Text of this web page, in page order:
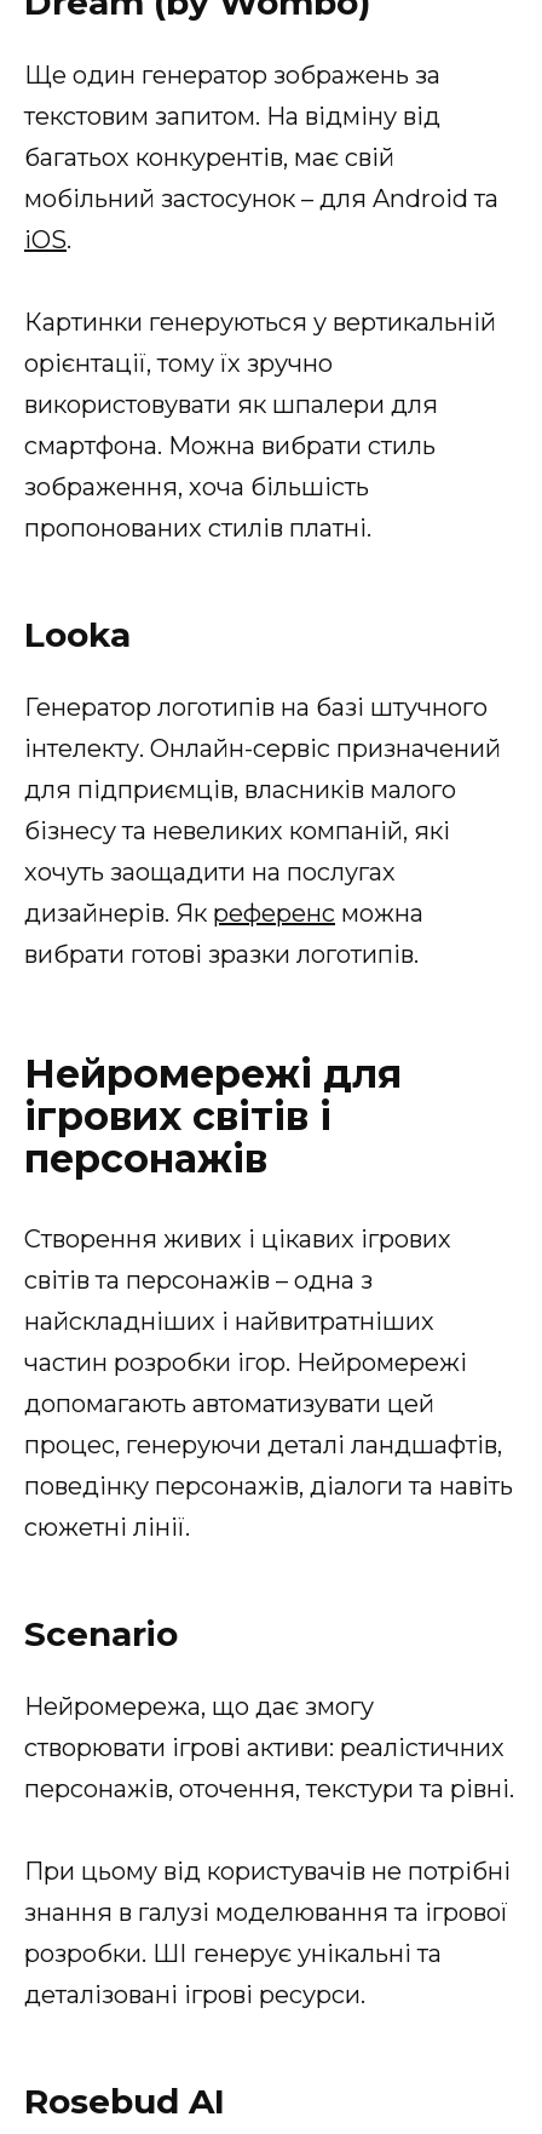
Ще один генератор зображень за
текстовим запитом. На відміну від
багатьох конкурентів, має свій
мобільний застосунок – для Android та
iOS.
Картинки генеруються у вертикальній
орієнтації, тому їх зручно
використовувати як шпалери для
смартфона. Можна вибрати стиль
зображення, хоча більшість
пропонованих стилів платні.
Looka
Генератор логотипів на базі штучного
інтелекту. Онлайн-сервіс призначений
для підприємців, власників малого
бізнесу та невеликих компаній, які
хочуть заощадити на послугах
дизайнерів. Як референс можна
вибрати готові зразки логотипів.
Нейромережі для
ігрових світів і
персонажів
Створення живих і цікавих ігрових
світів та персонажів – одна з
найскладніших і найвитратніших
частин розробки ігор. Нейромережі
допомагають автоматизувати цей
процес, генеруючи деталі ландшафтів,
поведінку персонажів, діалоги та навіть
сюжетні лінії.
Scenario
Нейромережа, що дає змогу
створювати ігрові активи: реалістичних
персонажів, оточення, текстури та рівні.
При цьому від користувачів не потрібні
знання в галузі моделювання та ігрової
розробки. ШІ генерує унікальні та
деталізовані ігрові ресурси.
Rosebud AI